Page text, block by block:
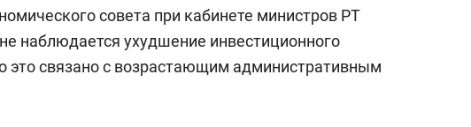
совета при кабинете министров РТ
наблюдается ухудшение инвестиционного
это связано с возрастающим административным
Рекомендуем
150 камер до квартиры и Face
Опыт выживания в